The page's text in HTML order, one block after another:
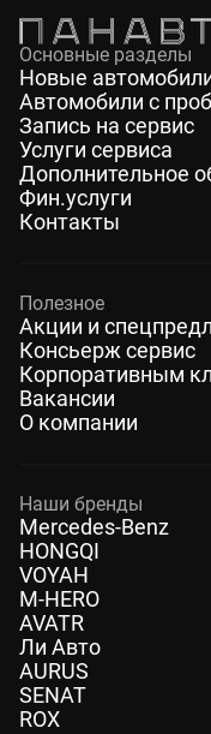
Основные разделы
Новые
Автомобили с
Запись на сервис
Услуги сервиса
Дополнительное
Фин.услуги
Контакты
Полезное
Акции и
Консьерж сервис
Корпоративным
Вакансии
О компании
Наши бренды
Mercedes-Benz
HONGQI
VOYAH
M-HERO
AVATR
Ли Авто
AURUS
SENAT
ROX